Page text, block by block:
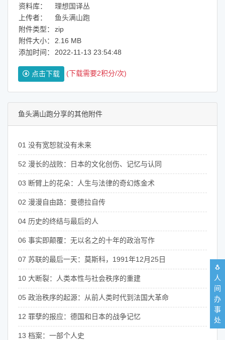
资料库：
理想国译丛
上传者：
鱼头满山跑
附件类型：
zip
附件大小：
2.16 MB
添加时间：
2022-11-13 23:54:48
点击下载 (下载需要2积分/次)
鱼头满山跑分享的其他附件
01 没有宽恕就没有未来
52 漫长的战败：日本的文化创伤、记忆与认同
03 断臂上的花朵：人生与法律的奇幻炼金术
02 漫漫自由路：曼德拉自传
04 历史的终结与最后的人
06 事实即颠覆：无以名之的十年的政治写作
07 苏联的最后一天：莫斯科，1991年12月25日
10 大断裂：人类本性与社会秩序的重建
05 政治秩序的起源：从前人类时代到法国大革命
12 罪孽的报应：德国和日本的战争记忆
13 档案：一部个人史
🐧
人
间
办
事
处